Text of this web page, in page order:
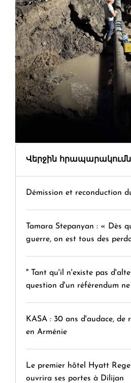
Վերջին
Démission et reconduction
Tamara Stepanyan : « Dès
guerre, on est tous des
" Tant qu'il n'existe pas
question d'un référendum ne
KASA : 30 ans d'audace, de
en Arménie
Le premier hôtel Hyatt
ouvrira ses portes à Dilijan